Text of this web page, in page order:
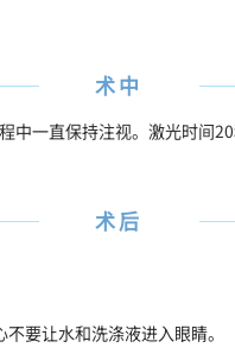
术中
一直保持注视。激光时间20
术后
要让水和洗涤液进入眼睛。